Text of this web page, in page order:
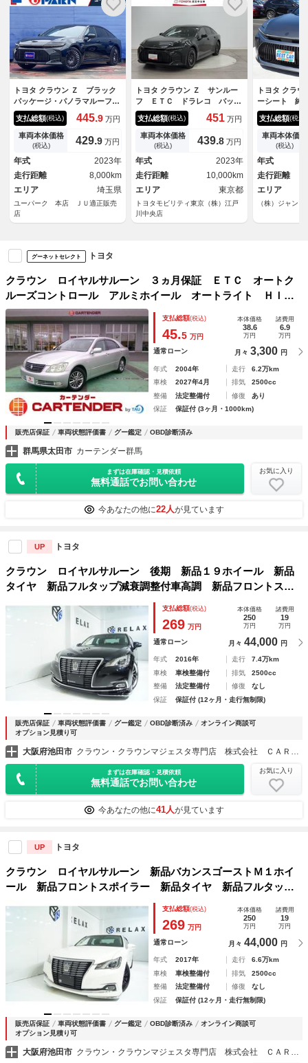
トヨタ クラウン Ｚ ブラック
パッケージ・パノラマルーフ・
４眼ＬＥＤヘッド・１２．３イ
ンチナビ・フルセグ・パノラミ
ックビュー・黒革シート・全席
ベンチレーションシート・リア
サンシェード・デジタルインナ
ーミラー・パワートランク
支払総額(税込) 445.9 万円
車両本体価格
(税込) 429.9 万円
年式
2023年
走行距離
8,000km
エリア
埼玉県
ユーパーク 本店 ＪＵ適正販売
店
トヨタ クラウン Ｚ サンルー
フ ＥＴＣ ドラレコ バック
カメラ メモリーナビ スマー
トキー ミュージックプレイヤ
ー接続可 ＡＣ１００Ｖ アル
ミホイール オートクルーズコ
ントロール 地デジＴＶ 本
革 横滑り防止 衝突軽減
支払総額(税込) 451 万円
車両本体価格
(税込) 439.8 万円
年式
2023年
走行距離
10,000km
エリア
東京都
トヨタモビリティ東京（株）江戸
川中央店
トヨタ クラ
ーシート 純
ナビ フルセ
メラ パワー
ダークルー
ＴＣ デジタ
ー シートヒ
ート ステア
支払総額(税込)
車両本体価格
(税込)
年式
走行距離
エリア
（株）ジャン
グーネットセレクト トヨタ
クラウン ロイヤルサルーン ３ヵ月保証 ＥＴＣ オートク
ルーズコントロール アルミホイール オートライト ＨＩ
Ｄ ＡＴ スマートキー 電動格納ミラー 盗難防止システ
ム パワーシート ＣＤ ＭＤ 衝突安全ボディ ＡＢＳ エ
アコン
支払総額(税込)
45.5 万円
本体価格
38.6
万円
諸費用
6.9
万円
通常ローン 月々 3,300 円
年式 2004年 走行
6.2万km
車検
2027年4月 排気
2500cc
整備
法定整備付 修復
あり
保証
保証付 (3ヶ月・1000km)
販売店保証 車両状態評価書 グー鑑定 OBD診断済み
群馬県太田市 カーテンダー群馬
まずは在庫確認・見積依頼
無料通話でお問い合わせ
お気に入り
今あなたの他に22人が見ています
UP トヨタ
クラウン ロイヤルサルーン 後期 新品１９ホイール 新品
タイヤ 新品フルタップ減衰調整付車高調 新品フロントスポ
イラー 純正マルチ オートクルーズ プッシュしスタート
ＬＥＤヘッドライト ＬＥＤフォグライト ＥＴＣ 内装ブラ
支払総額(税込)
269 万円
本体価格
250
万円
諸費用
19
万円
通常ローン 月々 44,000 円
年式 2016年 走行
7.4万km
車検
車検整備付 排気
2500cc
整備
法定整備付 修復
なし
保証
保証付 (12ヶ月・走行無制限)
販売店保証 車両状態評価書 グー鑑定 OBD診断済み
オンライン商談可
オプション見積り可
大阪府池田市
まずは在庫確認・見積依頼
無料通話でお問い合わせ
お気に入り
今あなたの他に41人が見ています
UP トヨタ
クラウン ロイヤルサルーン 新品バカンスゴーストＭ１ホイ
ール 新品フロントスポイラー 新品タイヤ 新品フルタップ
減衰調整付車高調 新品２色切替えフォグライト パワーシー
ト オートクルーズ ＥＴＣ ＬＥＤヘッドライト
支払総額(税込)
269 万円
本体価格
250
万円
諸費用
19
万円
通常ローン 月々 44,000 円
年式 2017年 走行
6.6万km
車検
車検整備付 排気
2500cc
整備
法定整備付 修復
なし
保証
保証付 (12ヶ月・走行無制限)
販売店保証 車両状態評価書 グー鑑定 OBD診断済み
オンライン商談可
オプション見積り可
大阪府池田市